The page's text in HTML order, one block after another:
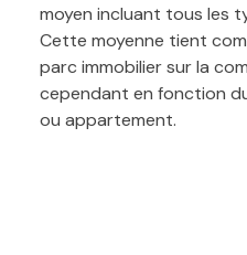
moyen incluant tous les
Cette moyenne tient
parc immobilier sur la
cependant en fonction
ou appartement.